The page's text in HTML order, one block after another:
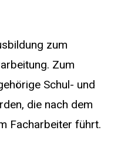
zum
Zum
Schul- und
die nach dem
Facharbeiter führt.